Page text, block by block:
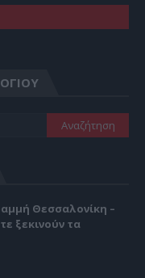
Θεσσαλονίκη –
ξεκινούν τα